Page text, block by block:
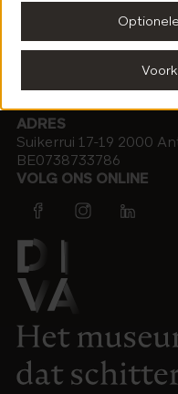
ADRES
Suikerrui 17-19 2000
BE0738733786
VOLG ONS ONLINE